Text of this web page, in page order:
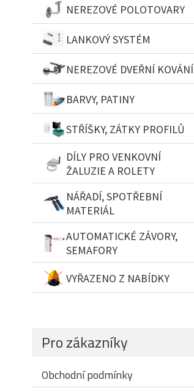
NEREZOVÉ POLOTOVARY
LANKOVÝ SYSTÉM
NEREZOVÉ DVEŘNÍ KOVÁNÍ
BARVY, PATINY
STŘÍŠKY, ZÁTKY PROFILŮ
DÍLY PRO VENKOVNÍ
ŽALUZIE A ROLETY
NÁŘADÍ, SPOTŘEBNÍ
MATERIÁL
AUTOMATICKÉ ZÁVORY,
SEMAFORY
VYŘAZENO Z NABÍDKY
Pro zákazníky
Obchodní podmínky